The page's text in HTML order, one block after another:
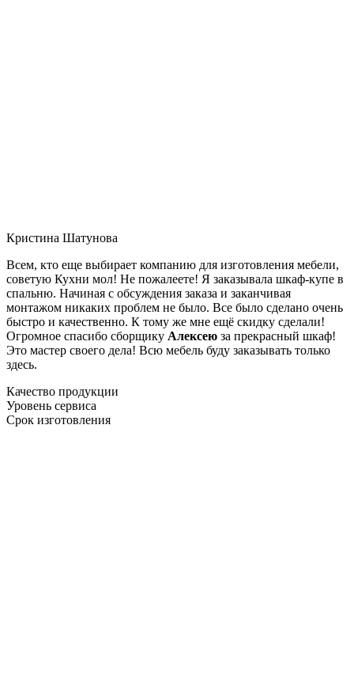
Кристина Шатунова
Всем, кто еще выбирает компанию для изготовления мебели,
советую Кухни мол! Не пожалеете! Я заказывала шкаф-купе в
спальню. Начиная с обсуждения заказа и заканчивая
монтажом никаких проблем не было. Все было сделано очень
быстро и качественно. К тому же мне ещё скидку сделали!
Огромное спасибо сборщику Алексею за прекрасный шкаф!
Это мастер своего дела! Всю мебель буду заказывать только
здесь.
Качество продукции
Уровень сервиса
Срок изготовления